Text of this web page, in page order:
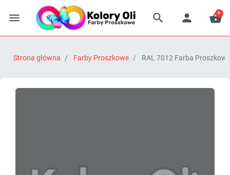
   
0
Strona główna Farby Proszkowe RAL 7012 Farba